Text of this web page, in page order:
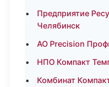
Предприятие
Челябинск
АО Precision
НПО Компакт
Комбинат